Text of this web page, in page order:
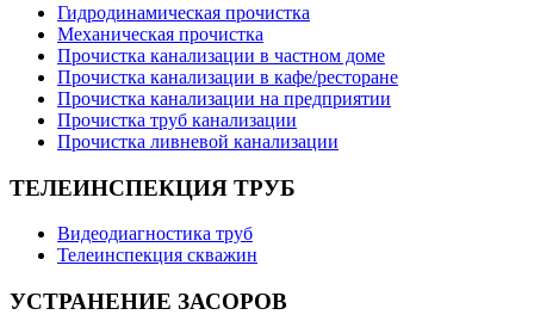
Гидродинамическая прочистка
Механическая прочистка
Прочистка канализации в частном доме
Прочистка канализации в кафе/ресторане
Прочистка канализации на предприятии
Прочистка труб канализации
Прочистка ливневой канализации
ТЕЛЕИНСПЕКЦИЯ ТРУБ
Видеодиагностика труб
Телеинспекция скважин
УСТРАНЕНИЕ ЗАСОРОВ